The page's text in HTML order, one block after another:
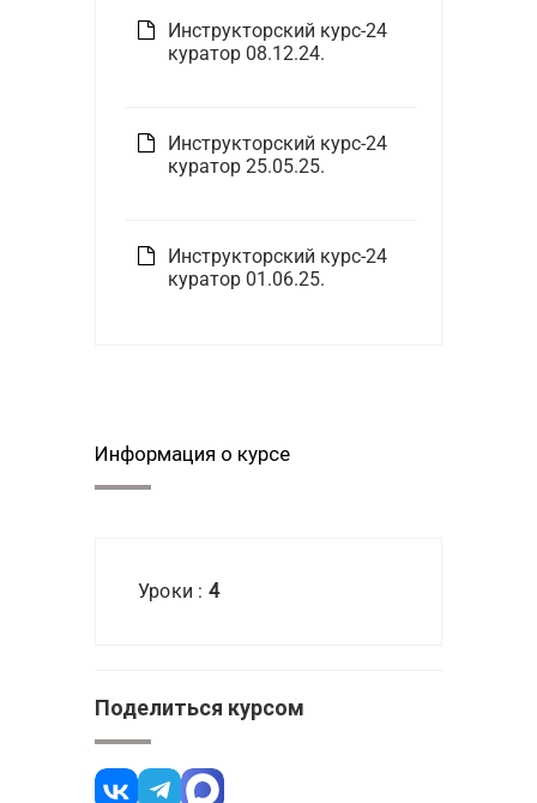
Инструкторский курс-24
куратор 08.12.24.
Инструкторский курс-24
куратор 25.05.25.
Инструкторский курс-24
куратор 01.06.25.
Информация о курсе
Уроки : 4
Поделиться курсом